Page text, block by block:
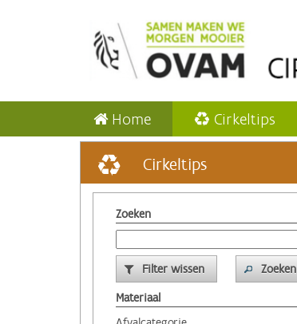
Home Cirkeltips
Cirkeltips
Zoeken
Filter wissen
Zoeken
Materiaal